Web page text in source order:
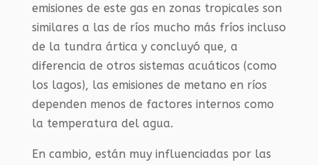
emisiones de este gas en zonas tropicales son
similares a las de ríos mucho más fríos incluso
de la tundra ártica y concluyó que, a
diferencia de otros sistemas acuáticos (como
los lagos), las emisiones de metano en ríos
dependen menos de factores internos como
la temperatura del agua.
En cambio, están muy influenciadas por las